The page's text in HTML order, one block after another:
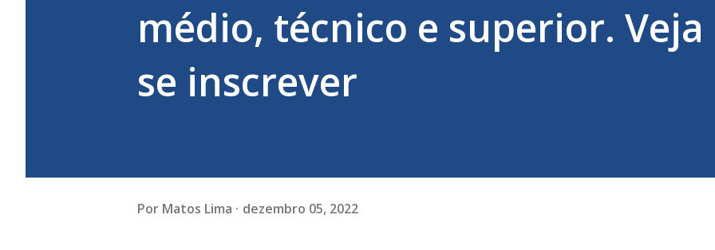
médio, técnico e superior.
se inscrever
Por Matos Lima dezembro 05, 2022